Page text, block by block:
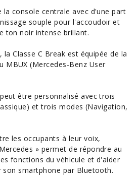
la console centrale avec d'une part
souple pour l'accoudoir et
ton noir intense brillant.
la Classe C Break est équipée de la
MBUX (Mercedes-Benz User
être personnalisé avec trois
et trois modes (Navigation,
les occupants à leur voix,
» permet de répondre au
fonctions du véhicule et d'aider
smartphone par Bluetooth.